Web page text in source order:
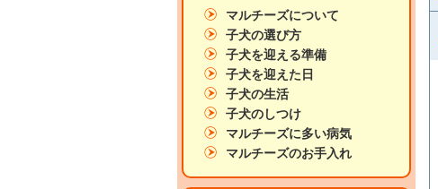
マルチーズについて
子犬の選び方
子犬を迎える準備
子犬を迎えた日
子犬の生活
子犬のしつけ
マルチーズに多い病気
マルチーズのお手入れ